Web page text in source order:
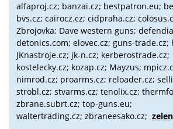
alfaproj.cz; banzai.cz; bestpatron.eu;
bvs.cz; cairocz.cz; cidpraha.cz;
Zbrojovka; Dave western guns;
detonics.com; elovec.cz; guns-trade.cz;
JKnastroje.cz; jk-n.cz; kerberostrade.cz;
kostelecky.cz; kozap.cz; Mayzus;
nimrod.cz; proarms.cz; reloader.cz;
strobl.cz; stvarms.cz; tenolix.cz;
zbrane.subrt.cz; top-guns.eu;
waltertrading.cz; zbraneesako.cz;